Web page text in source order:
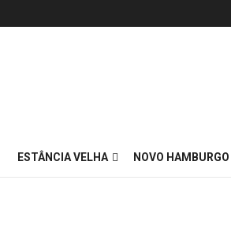
ESTÂNCIA VELHA NOVO HAMBURGO